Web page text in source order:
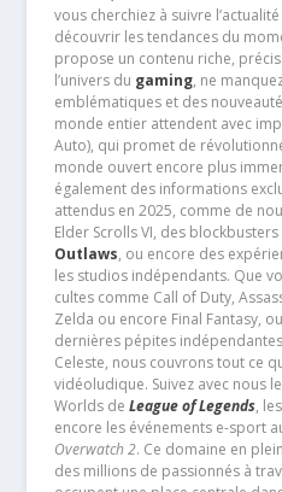
vous cherchiez à suivre
découvrir les tendances du
propose un contenu riche,
l’univers du gaming, ne
emblématiques et des
monde entier attendent avec
Auto), qui promet de
monde ouvert encore plus
également des informations
attendus en 2025, comme de
Elder Scrolls VI, des
Outlaws, ou encore des
les studios indépendants. Que
cultes comme Call of Duty,
Zelda ou encore Final Fantasy,
dernières pépites
Celeste, nous couvrons tout ce
vidéoludique. Suivez avec nous
Worlds de League of Legends,
encore les événements e-sport
Overwatch 2. Ce domaine en
des millions de passionnés à